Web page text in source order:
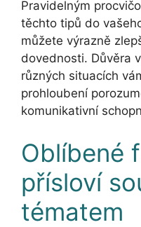
Pravidelným
těchto tipů do
můžete výrazně
dovednosti. Důvěra
různých situacích
prohloubení
komunikativní
Oblíbené
přísloví
tématem